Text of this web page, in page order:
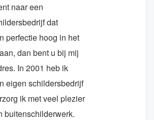
naar een
dat
perfectie hoog in het
dan bent u bij mij
In 2001 heb ik
eigen schildersbedrijf
ik met veel plezier
buitenschilderwerk.